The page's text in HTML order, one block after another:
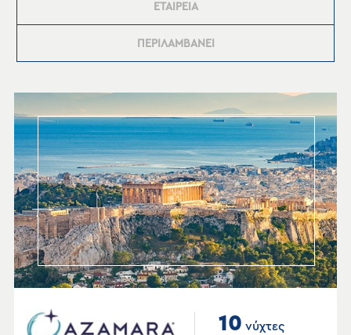
ΕΤΑΙΡΕΙΑ
ΠΕΡΙΛΑΜΒΑΝΕΙ
10 νύχτες